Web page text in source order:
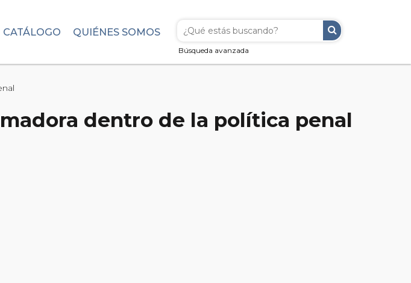
Búsqueda avanzada
CATÁLOGO QUIÉNES SOMOS
dentro de la política penal